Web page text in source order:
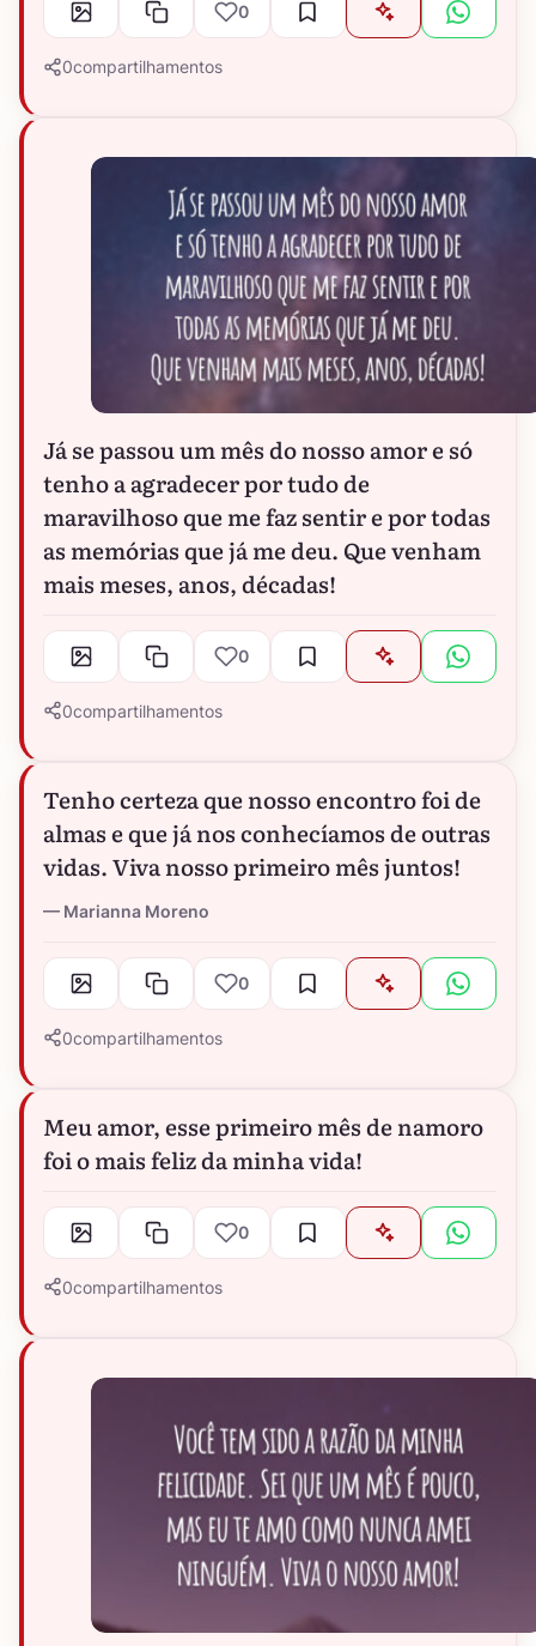
0
0compartilhamentos
Já se passou um mês do nosso amor e só
tenho a agradecer por tudo de
maravilhoso que me faz sentir e por todas
as memórias que já me deu. Que venham
mais meses, anos, décadas!
0
0compartilhamentos
Tenho certeza que nosso encontro foi de
almas e que já nos conhecíamos de outras
vidas. Viva nosso primeiro mês juntos!
Marianna Moreno
0
0compartilhamentos
Meu amor, esse primeiro mês de namoro
foi o mais feliz da minha vida!
0
0compartilhamentos